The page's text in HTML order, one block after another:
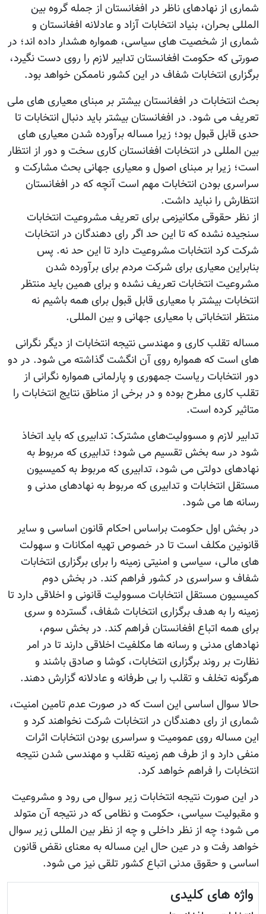
شماری از نهادهای ناظر در افغانستان از جمله گروه بین
المللی بحران، بنیاد انتخابات آزاد و عادلانه افغانستان و
شماری از شخصیت های سیاسی، همواره هشدار داده اند؛ در
صورتی که حکومت افغانستان تدابیر لازم را روی دست نگیرد،
برگزاری انتخابات شفاف در این کشور ناممکن خواهد بود.
بحث انتخابات در افغانستان بیشتر بر مبنای معیاری های ملی
تعریف می شود. در افغانستان بیشتر باید دنبال انتخابات تا
حدی قابل قبول بود؛ زیرا مساله برآورده شدن معیاری های
بین المللی در انتخابات افغانستان کاری سخت و دور از انتظار
است؛ زیرا بر مبنای اصول و معیاری جهانی بحث مشارکت و
سراسری بودن انتخابات مهم است آنچه که در افغانستان
انتظارش را نباید داشت.
از نظر حقوقی مکانیزمی برای تعریف مشروعیت انتخابات
سنجیده نشده که تا این حد اگر رای دهندگان در انتخابات
شرکت کرد انتخابات مشروعیت دارد تا این حد نه. پس
بنابراین معیاری برای شرکت مردم برای برآورده شدن
مشروعیت انتخابات تعریف نشده و برای همین باید منتظر
انتخابات بیشتر با معیاری قابل قبول برای همه باشیم نه
منتظر انتخاباتی با معیاری جهانی و بین المللی.
مساله تقلب کاری و مهندسی نتیجه انتخابات از دیگر نگرانی
های است که همواره روی آن انگشت گذاشته می شود. در دو
دور انتخابات ریاست جمهوری و پارلمانی همواره نگرانی از
تقلب کاری مطرح بوده و در برخی از مناطق نتایج انتخابات را
متاثیر کرده است.
تدابیر لازم و مسوولیت‌های مشترک: تدابیری که باید اتخاذ
شود در سه بخش تقسیم می شود؛ تدابیری که مربوط به
نهادهای دولتی می شود، تدابیری که مربوط به کمیسیون
مستقل انتخابات و تدابیری که مربوط به نهادهای مدنی و
رسانه ها می شود.
در بخش اول حکومت براساس احکام قانون اساسی و سایر
قانونین مکلف است تا در خصوص تهیه امکانات و سهولت
های مالی، سیاسی و امنیتی زمینه را برای برگزاری انتخابات
شفاف و سراسری در کشور فراهم کند. در بخش دوم
کمیسیون مستقل انتخابات مسوولیت قانونی و اخلاقی دارد تا
زمینه را به هدف برگزاری انتخابات شفاف، گسترده و سری
برای همه اتباع افغانستان فراهم کند. در بخش سوم،
نهادهای مدنی و رسانه ها مکلفیت اخلاقی دارند تا در امر
نظارت بر روند برگزاری انتخابات، کوشا و صادق باشند و
هرگونه تخلف و تقلب را بی طرفانه و عادلانه گزارش دهند.
حالا سوال اساسی این است که در صورت عدم تامین امنیت،
شماری از رای دهندگان در انتخابات شرکت نخواهند کرد و
این مساله روی عمومیت و سراسری بودن انتخابات اثرات
منفی دارد و از طرف هم زمینه تقلب و مهندسی شدن نتیجه
انتخابات را فراهم خواهد کرد.
در این صورت نتیجه انتخابات زیر سوال می رود و مشروعیت
و مقبولیت سیاسی، حکومت و نظامی که در نتیجه آن متولد
می شود؛ چه از نظر داخلی و چه از نظر بین المللی زیر سوال
خواهد رفت و در عین حال این مساله به معنای نقض قانون
اساسی و حقوق مدنی اتباع کشور تلقی نیز می شود.
واژه های کلیدی